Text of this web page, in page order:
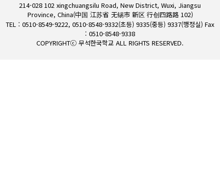
214-028 102 xingchuangsilu Road, New District, Wuxi, Jiangsu
Province, China(中国 江苏省 无锡市 新区 行创四路路 102)
TEL : 0510-8549-9222, 0510-8548-9332(초등) 9335(중등) 9337(행정실) Fax
: 0510-8548-9338
COPYRIGHTⓒ 무석한국학교 ALL RIGHTS RESERVED.